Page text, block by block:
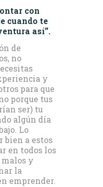
con
cuando te
así”.
de
no
y
para que
porque tus
ser) tu
algún día
Lo
bien a estos
en todos los
malos y
la
emprender.